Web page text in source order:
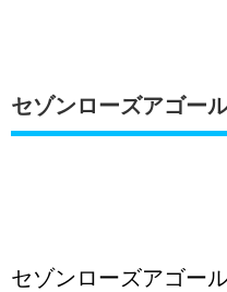
セゾンローズアゴー
セゾンローズアゴー